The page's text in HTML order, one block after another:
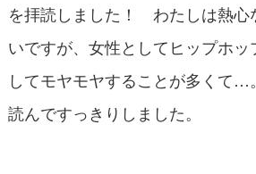
を拝読しました！ わたしは熱心
いですが、女性としてヒップホ
してモヤモヤすることが多くて…
読んですっきりしました。